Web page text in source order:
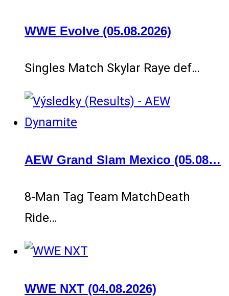
WWE Evolve (05.08.2026)
Singles Match Skylar Raye def…
AEW Grand Slam Mexico (05.08…
8-Man Tag Team MatchDeath
Ride…
WWE NXT (04.08.2026)